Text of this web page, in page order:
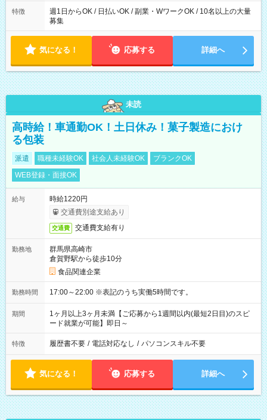
特徴
週1日からOK / 日払いOK / 副業・WワークOK / 10名以上の大量
募集
気になる！ 応募する 詳細へ
未読
高時給！車通勤OK！土日休み！菓子製造におけ
る包装
派遣 職種未経験OK 社会人未経験OK
ブランクOK
WEB登録・面接OK
給与
時給1220円
交通費別途支給あり
交通費 交通費支給有り
勤務地
群馬県高崎市
倉賀野駅から徒歩10分
食品関連企業
勤務時間 17:00～22:00 ※表記のうち実働5時間です。
期間
1ヶ月以上3ヶ月未満【ご応募から1週間以内(最短2日目)のスピ
ード就業が可能】即日～
特徴 履歴書不要 / 電話対応なし / パソコンスキル不要
気になる！ 応募する 詳細へ